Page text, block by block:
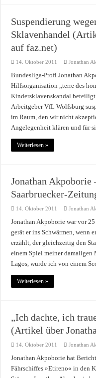
Suspendierung
Sklavenhandel
auf faz.net)
14. Oktober 2011 Jonathan
Bundesliga-Profi Jonathan
Hilfsorganisation „terre des
Kindersklavenskandal
Arbeitgeber VfL Wolfsburg
im Raum, den wir nicht
Angelegenheit klären und für
Weiterlesen »
Jonathan
Saarbruecker-
14. Oktober 2011 Jonathan
Jonathan Akpoborie war vor
gerät er ins Schwärmen, wenn
erzählt, der gleichzeitig den
einem Spiel meiner damaligen
Lagos, wurde ich von einem
Weiterlesen »
„Ich dachte, ich
(Artikel über
14. Oktober 2011 Jonathan
Jonathan Akpoborie hat
Fährschiffes »Etireno« in den